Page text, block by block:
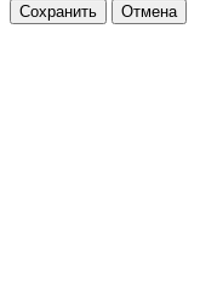
Сохранить Отмена